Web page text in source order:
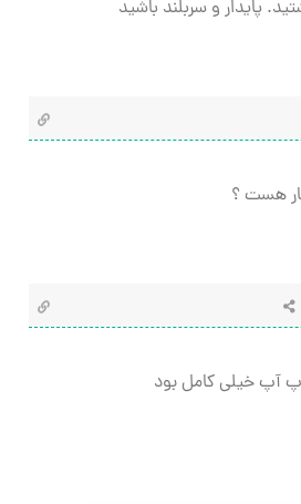
پایدار و سربلند باشید
هست ؟
آپ خیلی کامل بود